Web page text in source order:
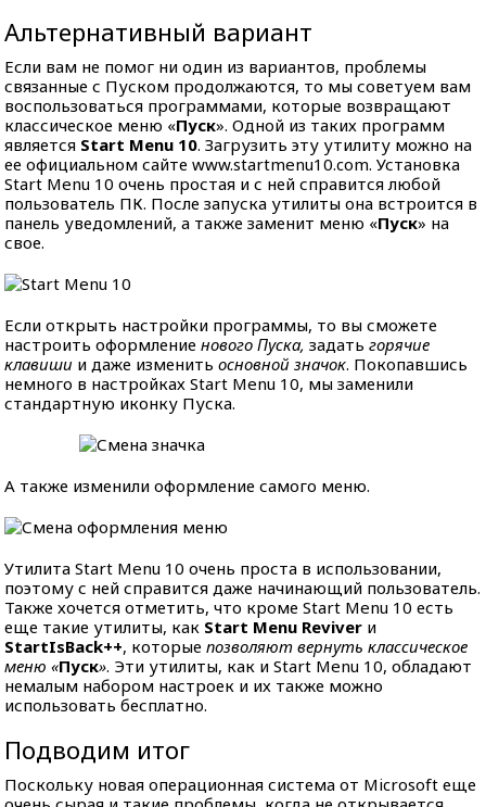
Альтернативный вариант
Если вам не помог ни один из вариантов, проблемы
связанные с Пуском продолжаются, то мы советуем вам
воспользоваться программами, которые возвращают
классическое меню «Пуск». Одной из таких программ
является Start Menu 10. Загрузить эту утилиту можно на
ее официальном сайте www.startmenu10.com. Установка
Start Menu 10 очень простая и с ней справится любой
пользователь ПК. После запуска утилиты она встроится в
панель уведомлений, а также заменит меню «Пуск» на
свое.
Если открыть настройки программы, то вы сможете
настроить оформление нового Пуска,задать горячие
клавиши и даже изменить основной значок. Покопавшись
немного в настройках Start Menu 10, мы заменили
стандартную иконку Пуска.
А также изменили оформление самого меню.
Утилита Start Menu 10 очень проста в использовании,
поэтому с ней справится даже начинающий пользователь.
Также хочется отметить, что кроме Start Menu 10 есть
еще такие утилиты, как Start Menu Reviver и
StartIsBack++, которыепозволяют вернуть классическое
меню «Пуск». Эти утилиты, как и Start Menu 10, обладают
немалым набором настроек и их также можно
использовать бесплатно.
Подводим итог
Поскольку новая операционная система от Microsoft еще